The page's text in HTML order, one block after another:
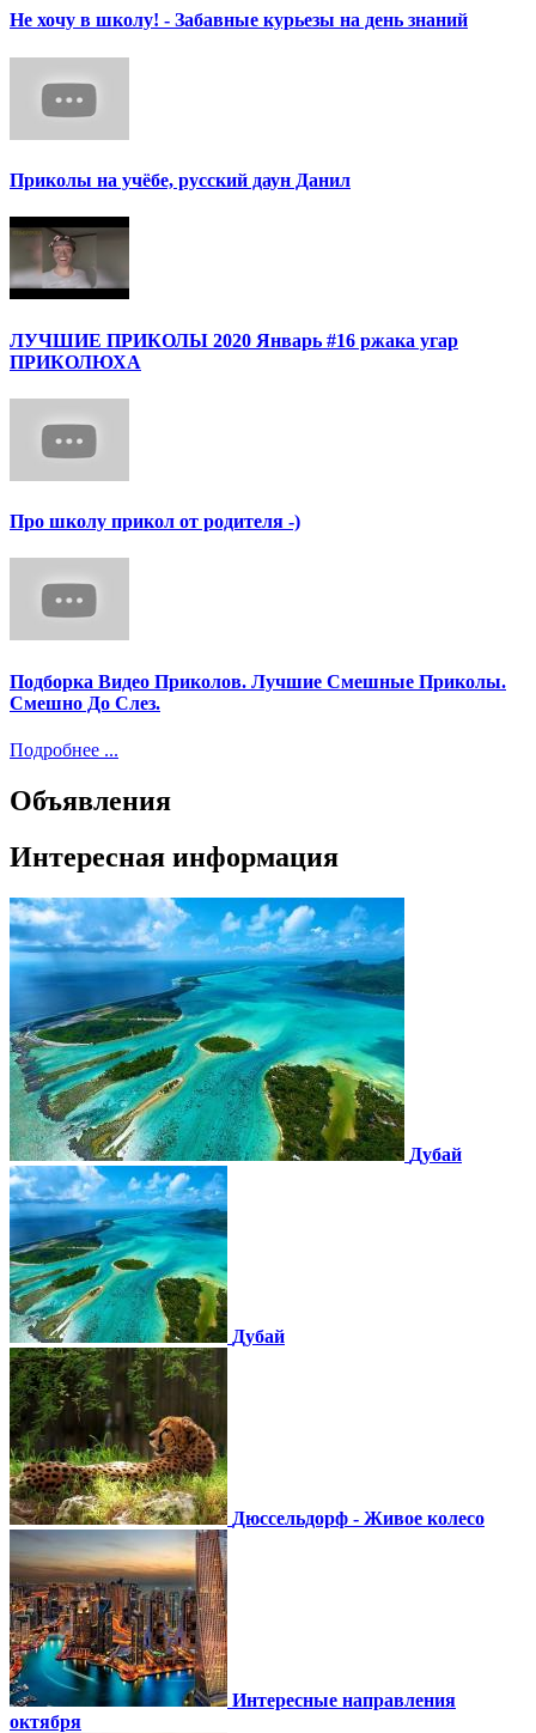
Не хочу в школу! - Забавные курьезы на день знаний
Приколы на учёбе, русский даун Данил
ЛУЧШИЕ ПРИКОЛЫ 2020 Январь #16 ржака угар
ПРИКОЛЮХА
Про школу прикол от родителя -)
Подборка Видео Приколов. Лучшие Смешные Приколы.
Смешно До Слез.
Подробнее ...
Объявления
Интересная информация
Дубай
Дубай
Дюссельдорф - Живое колесо
Интересные направления
октября